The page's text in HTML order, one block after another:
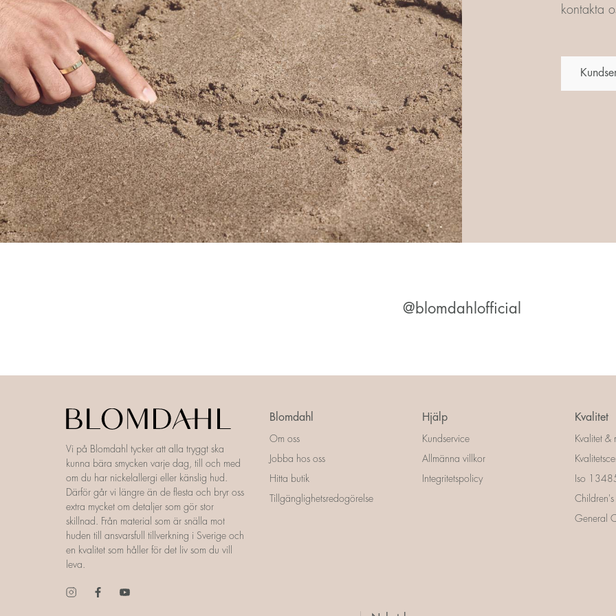
kontakta
@blomdahlofficial
Vi på Blomdahl tycker att alla tryggt ska
kunna bära smycken varje dag, till och med
om du har nickelallergi eller känslig hud.
Därför går vi längre än de flesta och bryr oss
extra mycket om detaljer som gör stor
skillnad. Från material som är snälla mot
huden till ansvarsfull tillverkning i Sverige och
en kvalitet som håller för det liv som du vill
leva.
Blomdahl
Om oss
Jobba hos oss
Hitta butik
Tillgänglighetsredogörelse
Hjälp
Kundservice
Allmänna villkor
Integritetspolicy
Kvalitet
Kvalitet &
Iso
General